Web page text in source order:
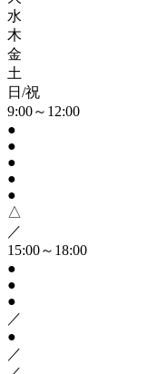
水
木
金
土
日/祝
9:00～12:00
●
●
●
●
●
△
／
15:00～18:00
●
●
●
／
●
／